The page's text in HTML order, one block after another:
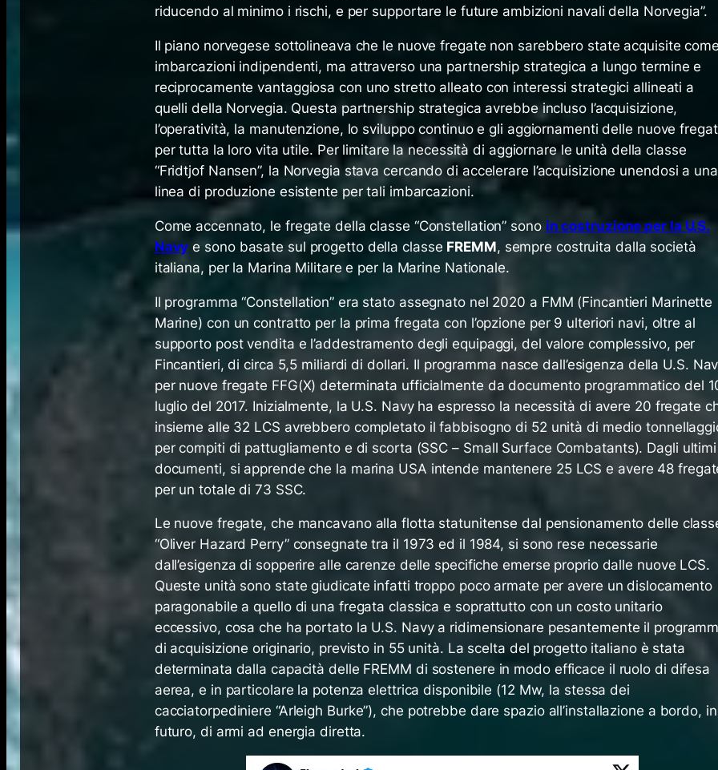
riducendo al minimo i rischi, e per supportare le future ambizioni navali della Norvegia”.
Il piano norvegese sottolineava che le nuove fregate non sarebbero state acquisite
imbarcazioni indipendenti, ma attraverso una partnership strategica a lungo termine e
reciprocamente vantaggiosa con uno stretto alleato con interessi strategici allineati a
quelli della Norvegia. Questa partnership strategica avrebbe incluso l’acquisizione,
l’operatività, la manutenzione, lo sviluppo continuo e gli aggiornamenti delle nuove
per tutta la loro vita utile. Per limitare la necessità di aggiornare le unità della classe
“Fridtjof Nansen”, la Norvegia stava cercando di accelerare l’acquisizione unendosi a una
linea di produzione esistente per tali imbarcazioni.
Come accennato, le fregate della classe “Constellation” sono in costruzione per la U.S.
Navy e sono basate sul progetto della classe FREMM, sempre costruita dalla società
italiana, per la Marina Militare e per la Marine Nationale.
Il programma “Constellation” era stato assegnato nel 2020 a FMM (Fincantieri Marinette
Marine) con un contratto per la prima fregata con l’opzione per 9 ulteriori navi, oltre al
supporto post vendita e l’addestramento degli equipaggi, del valore complessivo, per
Fincantieri, di circa 5,5 miliardi di dollari. Il programma nasce dall’esigenza della U.S.
per nuove fregate FFG(X) determinata ufficialmente da documento programmatico del
luglio del 2017. Inizialmente, la U.S. Navy ha espresso la necessità di avere 20 fregate
insieme alle 32 LCS avrebbero completato il fabbisogno di 52 unità di medio
per compiti di pattugliamento e di scorta (SSC – Small Surface Combatants). Dagli ultimi
documenti, si apprende che la marina USA intende mantenere 25 LCS e avere 48
per un totale di 73 SSC.
Le nuove fregate, che mancavano alla flotta statunitense dal pensionamento delle
“Oliver Hazard Perry” consegnate tra il 1973 ed il 1984, si sono rese necessarie
dall’esigenza di sopperire alle carenze delle specifiche emerse proprio dalle nuove LCS.
Queste unità sono state giudicate infatti troppo poco armate per avere un dislocamento
paragonabile a quello di una fregata classica e soprattutto con un costo unitario
eccessivo, cosa che ha portato la U.S. Navy a ridimensionare pesantemente il
di acquisizione originario, previsto in 55 unità. La scelta del progetto italiano è stata
determinata dalla capacità delle FREMM di sostenere in modo efficace il ruolo di difesa
aerea, e in particolare la potenza elettrica disponibile (12 Mw, la stessa dei
cacciatorpediniere “Arleigh Burke”), che potrebbe dare spazio all’installazione a bordo, in
futuro, di armi ad energia diretta.